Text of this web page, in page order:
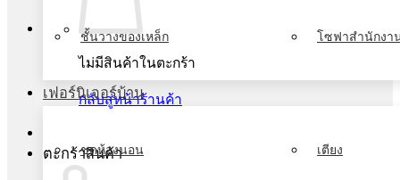
ไม่มีสินค้าในตะกร้า
กลับสู่หน้าร้านค้า
ตะกร้าสินค้า
ชั้นวางของเหล็ก โซฟาสำนักงา
เฟอร์นิเจอร์บ้าน
ชุดห้องนอน เตียง